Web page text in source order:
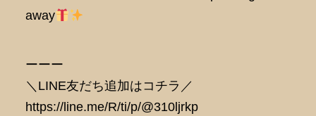
away
ーーー
＼LINE友だち追加はコチラ／
https://line.me/R/ti/p/@310ljrkp